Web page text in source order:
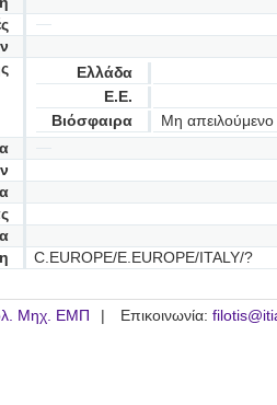
Ελλάδα
Ε.Ε.
Βιόσφαιρα
Μη απειλούμενο
C.EUROPE/E.EUROPE/ITALY/?
Μηχ. ΕΜΠ Επικοινωνία: